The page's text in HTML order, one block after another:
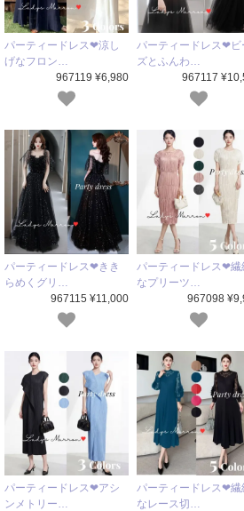
パーティードレス❤涼し
げなフロン…
967119 ¥6,980
パーティードレス❤ビ
ズとふんわ…
967117
パーティードレス❤きき
らめくグリ…
967115 ¥11,000
パーティードレス❤繊
なプリーツ…
967098
パーティードレス❤アシ
ンメトリー…
パーティードレス❤繊
なレース切…